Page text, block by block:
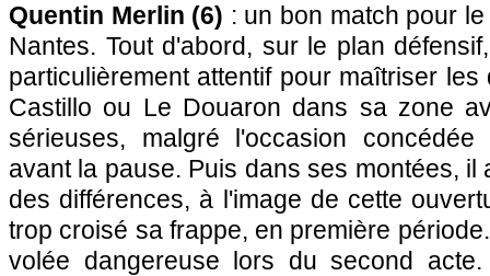
Quentin Merlin (6) : un bon match pour
Nantes. Tout d'abord, sur le plan
particulièrement attentif pour maîtriser
Castillo ou Le Douaron dans sa zone
sérieuses, malgré l'occasion
avant la pause. Puis dans ses montées, il
des différences, à l'image de cette
trop croisé sa frappe, en première
volée dangereuse lors du second